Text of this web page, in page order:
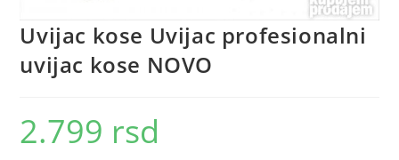
Uvijac kose Uvijac profesionalni
uvijac kose NOVO
2.799 rsd